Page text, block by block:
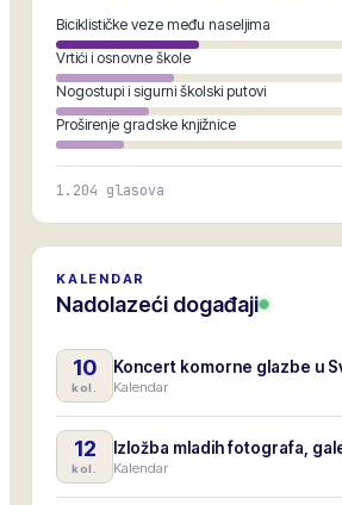
Biciklističke veze među naseljima
Vrtići i osnovne škole
Nogostupi i sigurni školski putovi
Proširenje gradske knjižnice
1.204 glasova
KALENDAR
Nadolazeći događaji
10
kol.
Koncert komorne glazbe u
Kalendar
12
kol.
Izložba mladih fotografa,
Kalendar